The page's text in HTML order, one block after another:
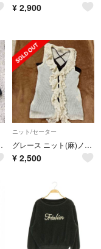
¥ 2,900
ゴラ混 シンプル
ニット/セーター
グレース ニット(麻)ノースリーブ
¥ 2,500